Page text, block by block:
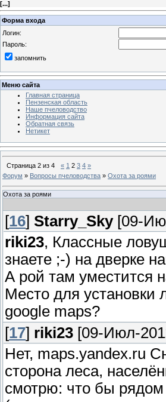
[...]
Форма входа
Логин:
Пароль:
запомнить
Меню сайта
Главная страница
Пензенская область
Наше пчеловодство
Информация сайта
Обратная связь
Нетикет
Страница 2 из 4 « 1 2 3 4 »
Форум » Вопросы пчеловодства » Охота за роями
Охота за роями
[16] Starry_Sky[09-
riki23, Классные
знаете ;-) на дверке
А рой там уместится
Место для установки
google maps?
[17] riki23 [09-Июл-
Нет, maps.yandex.ru
сторона леса,
смотрю: что бы